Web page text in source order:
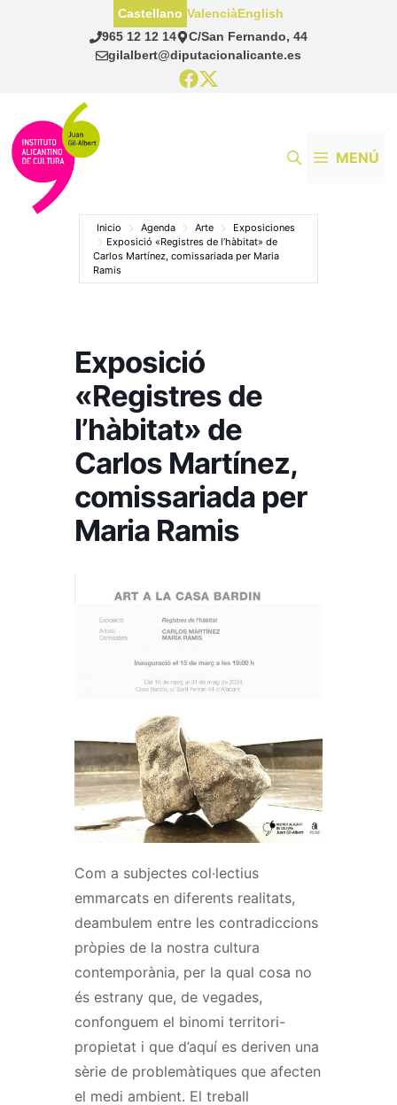
965 12 12 14
C/San Fernando, 44
gilalbert@diputacionalicante.es
Castellano ValenciàEnglish
MENÚ
Inicio Agenda Arte
Exposiciones
Exposició «Registres de l’hàbitat» de
Carlos Martínez, comissariada per Maria
Ramis
Exposició
«Registres de
l’hàbitat» de
Carlos Martínez,
comissariada per
Maria Ramis
Com a subjectes col·lectius
emmarcats en diferents realitats,
deambulem entre les contradiccions
pròpies de la nostra cultura
contemporània, per la qual cosa no
és estrany que, de vegades,
confonguem el binomi territori-
propietat i que d’aquí es deriven una
sèrie de problemàtiques que afecten
el medi ambient. El treball